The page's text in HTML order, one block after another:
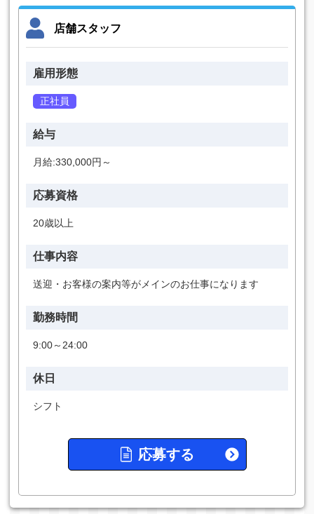
店舗スタッフ
雇用形態
正社員
給与
月給:330,000円～
応募資格
20歳以上
仕事内容
送迎・お客様の案内等がメインのお仕事になります
勤務時間
9:00～24:00
休日
シフト
応募する